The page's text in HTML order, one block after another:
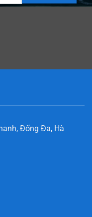
Đống Đa, Hà